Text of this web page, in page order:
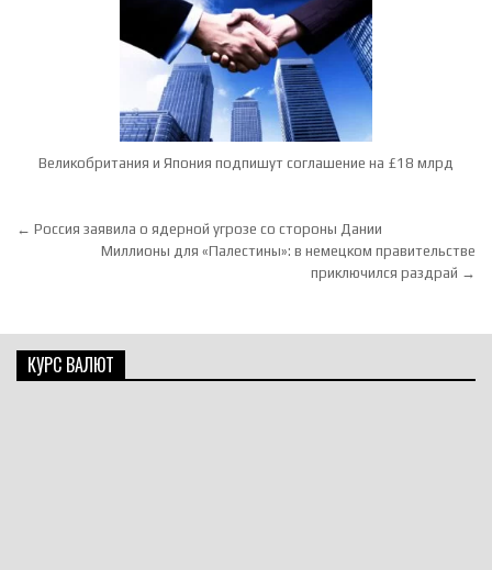
Великобритания и Япония подпишут соглашение на £18 млрд
Навигация по записям
← Россия заявила о ядерной угрозе со стороны Дании
Миллионы для «Палестины»: в немецком правительстве
приключился раздрай →
КУРС ВАЛЮТ